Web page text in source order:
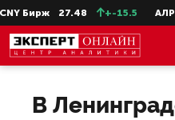
Бирж 27.48 +-15.5
В